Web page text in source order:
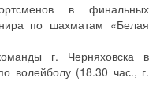
в финальных
по шахматам «Белая
г. Черняховска в
волейболу (18.30 час., г.